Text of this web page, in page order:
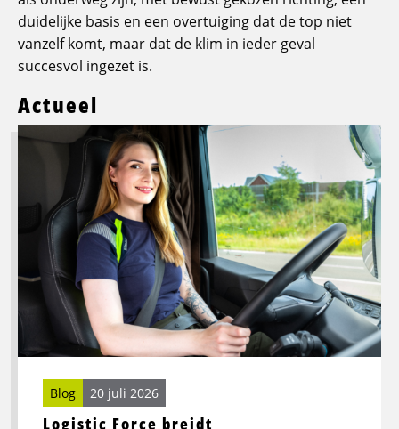
duidelijke basis en een overtuiging dat de top niet
vanzelf komt, maar dat de klim in ieder geval
succesvol ingezet is.
Actueel
Logistic Force breidt
Blog 20 juli 2026
Lees
Logistic
Force
breidt
opleidingsaanbod
uit:
groeien
in
transport,
leiderschap